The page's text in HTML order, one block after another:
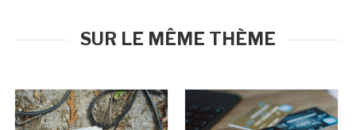
SUR LE MÊME THÈME